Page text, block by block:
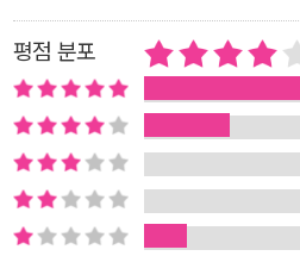
다. 선과 악을 대변하는 시간과 장소
로 음흉한 노신사가 자유자재로 변신
다. 그것의 도움으로 ‘재미있는 삶’
과정을 통해 인간에게 내재되어 있
는 작품 속의 노신사에게서만 발견
인간이나 가진 이중성이다. 신의 뜻
과 악의 균형이 무너진 인간에게 닥
평점 분포